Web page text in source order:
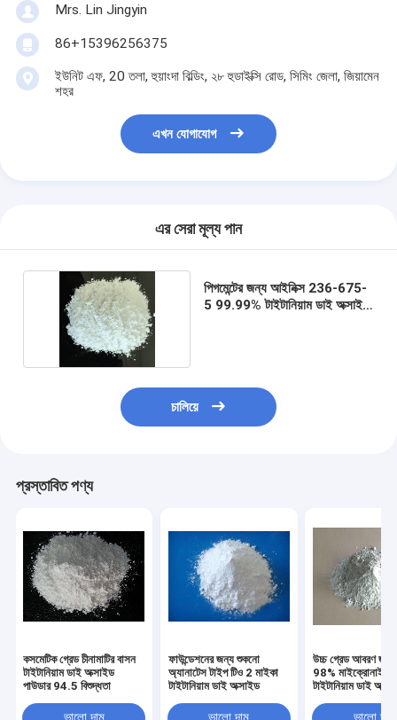
Mrs. Lin Jingyin
86+15396256375
ইউনিট এফ, 20 তলা, হুয়াংদা বিল্ডিং, ২৮ হুডাইক্সি রোড, সিমিং জেলা, জিয়ামেন
শহর
এখন যোগাযোগ
এর সেরা মূল্য পান
পিগমেন্টের জন্য আইনিক্স 236-675-
5 99.99% টাইটানিয়াম ডাই অক্সাইড
চালিয়ে
প্রস্তাবিত পণ্য
কসমেটিক গ্রেড চীনামাটির বাসন
টাইটানিয়াম ডাই অক্সাইড
পাউডার 94.5 বিশুদ্ধতা
ফাউন্ডেশনের জন্য শুকনো
অ্যানাটেস টাইপ টিও 2 মাইকা
টাইটানিয়াম ডাই অক্সাইড
উচ্চ গ্রেড আবরণ জন্য
98% মাইক্রোনাইজড
টাইটানিয়াম ডাই